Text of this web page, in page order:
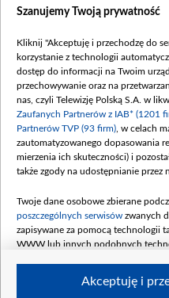
Dofinansowanie 635
(wpłata wrzesień
mln, listopad 265
Dofinansowanie 48
Data podpisania
(wpłata grudzień
Dofinansowanie 900
Data podpisania
kwiecień 180 mln, 7
czerwca 90 mln)
Dofinansowanie 250
4 sierpnia 250 mln
Szanujemy Twoją prywatność
Kliknij "Akceptuję i przechodzę do
korzystanie z technologii
dostęp do informacji na Twoim
przechowywanie oraz na
nas, czyli Telewizję Polską S.A. w
Zaufanych Partnerów z IAB* (1201
Partnerów TVP (93 firm) , w celach
zautomatyzowanego dopasowania
mierzenia ich skuteczności) i
także zgody na udostępnianie przez
Twoje dane osobowe zbierane
poszczególnych serwisów zwanych
zapisywane za pomocą technologii
WWW lub innych podobnych
Akceptuję i